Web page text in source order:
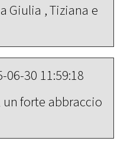
Giulia , Tiziana e
06-30 11:59:18
forte abbraccio